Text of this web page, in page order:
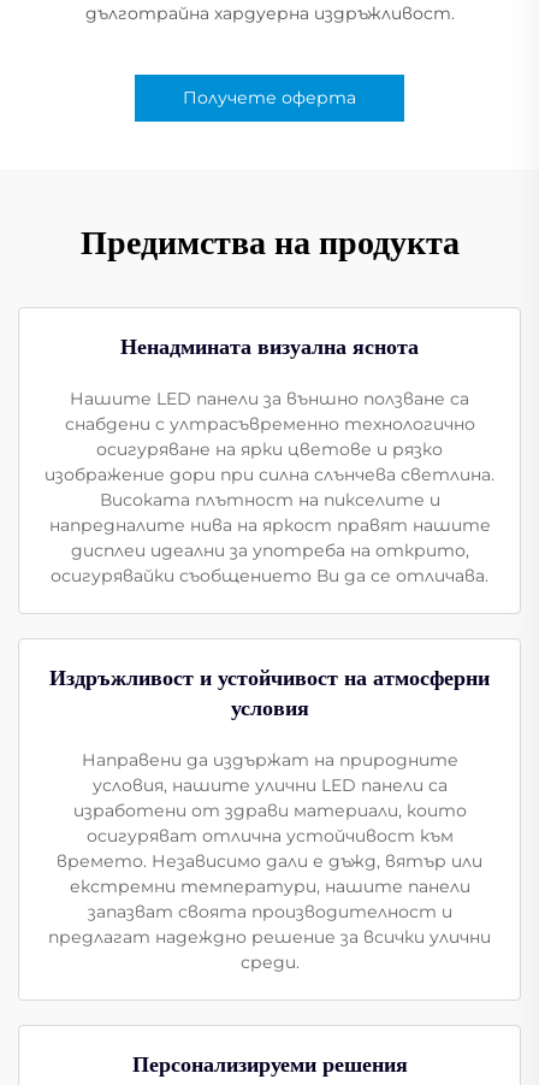
дълготрайна хардуерна издръжливост.
Получете оферта
Предимства на продукта
Ненадмината визуална яснота
Нашите LED панели за външно ползване са
снабдени с ултрасъвременно технологично
осигуряване на ярки цветове и рязко
изображение дори при силна слънчева светлина.
Високата плътност на пикселите и
напредналите нива на яркост правят нашите
дисплеи идеални за употреба на открито,
осигурявайки съобщението Ви да се отличава.
Издръжливост и устойчивост на атмосферни
условия
Направени да издържат на природните
условия, нашите улични LED панели са
изработени от здрави материали, които
осигуряват отлична устойчивост към
времето. Независимо дали е дъжд, вятър или
екстремни температури, нашите панели
запазват своята производителност и
предлагат надеждно решение за всички улични
среди.
Персонализируеми решения